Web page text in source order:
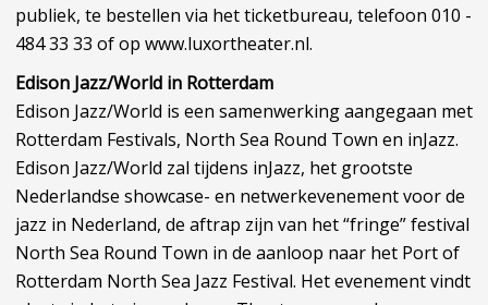
publiek, te bestellen via het ticketbureau, telefoon 010 -
484 33 33 of op www.luxortheater.nl.
Edison Jazz/World in Rotterdam
Edison Jazz/World is een samenwerking aangegaan met
Rotterdam Festivals, North Sea Round Town en inJazz.
Edison Jazz/World zal tijdens inJazz, het grootste
Nederlandse showcase- en netwerkevenement voor de
jazz in Nederland, de aftrap zijn van het “fringe” festival
North Sea Round Town in de aanloop naar het Port of
Rotterdam North Sea Jazz Festival. Het evenement vindt